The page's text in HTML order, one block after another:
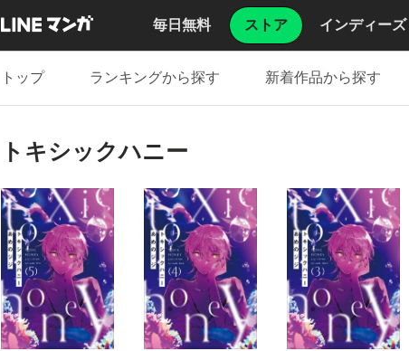
毎日無料 ストア インディーズ
トップ ランキングから探す 新着作品から探す
トキシックハニー